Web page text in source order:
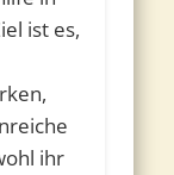
ist es,
ihr